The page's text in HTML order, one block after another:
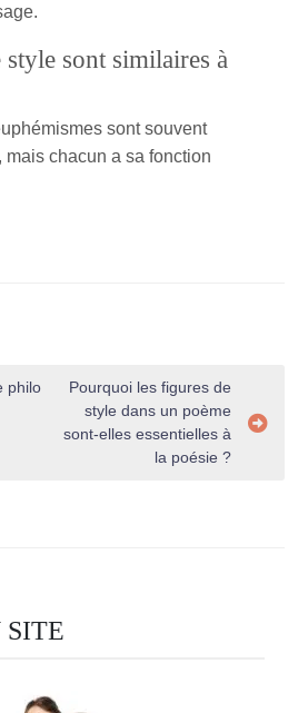
sont similaires à
sont souvent
mais chacun a sa fonction
philo
Pourquoi les figures de
style dans un poème
sont-elles essentielles à
la poésie ?
SITE